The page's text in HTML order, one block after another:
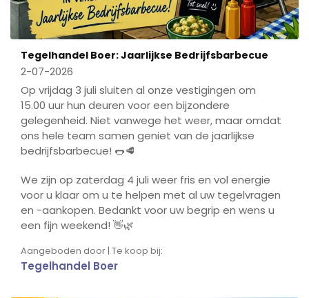
Tegelhandel Boer: Jaarlijkse Bedrijfsbarbecue
2-07-2026
Op vrijdag 3 juli sluiten al onze vestigingen om
15.00 uur hun deuren voor een bijzondere
gelegenheid. Niet vanwege het weer, maar omdat
ons hele team samen geniet van de jaarlijkse
bedrijfsbarbecue! 🌭🥩
We zijn op zaterdag 4 juli weer fris en vol energie
voor u klaar om u te helpen met al uw tegelvragen
en -aankopen. Bedankt voor uw begrip en wens u
een fijn weekend! 👋🌿
Aangeboden door | Te koop bij:
Tegelhandel Boer